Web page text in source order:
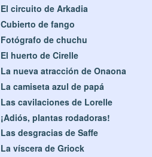
El circuito de Arkadia
Cubierto de fango
Fotógrafo de chuchu
El huerto de Cirelle
La nueva atracción de Onaona
La camiseta azul de papá
Las cavilaciones de Lorelle
¡Adiós, plantas rodadoras!
Las desgracias de Saffe
La víscera de Griock